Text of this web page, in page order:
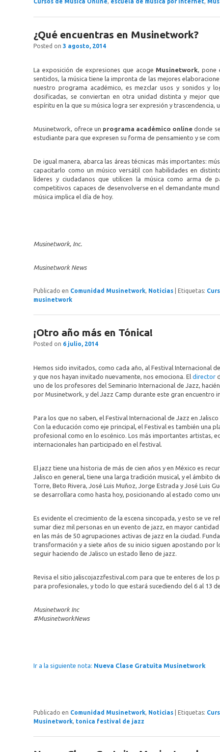
Cursos de Musica Online, escuela de musica por internet,
¿Qué encuentras en Musinetwork?
Posted on3 agosto, 2014
La exposición de expresiones que acoge Musinetwork
,
sentidos, la música tiene la impronta de las mejores
nuestro programa académico, es mezclar usos y sonidos y
dosificadas, se conviertan en otra unidad distinta y mejor
espíritu en la que su música logra ser expresión y
Musinetwork, ofrece un programa académico online donde
estudiante para que expresen su forma de pensamiento y se
De igual manera, abarca las áreas técnicas más importantes:
capacitarlo como un músico versátil con habilidades en
líderes y ciudadanos que utilicen la música como arma de
competitivos capaces de desenvolverse en el demandante
música implica el día de hoy.
Musinetwork, Inc.
Musinetwork News
Publicado en Comunidad Musinetwork, Noticias |Etiquetas:
musinetwork
¡Otro año más en Tónica!
Posted on 6 julio, 2014
Hemos sido invitados, como cada año, al Festival Internacional
y que nos hayan invitado nuevamente, nos emociona. Eldirector
uno de los profesores del Seminario Internacional de Jazz,
por Musinetwork, y del Jazz Camp durante este gran encuentro
Para los que no saben, el Festival Internacional de Jazz en
Con la educación como eje principal, el Festival es también
profesional como en lo escénico. Los más importantes artistas,
internacionales han participado en el festival.
El jazz tiene una historia de más de cien años y en México es
Jalisco en general, tiene una larga tradición musical, y el ámbito
Torre, Beto Rivera, José Luis Muñoz, Jorge Estrada y José Luis
se desarrollara como hasta hoy, posicionando al estado como
Es evidente el crecimiento de la escena sincopada, y esto se ve
sumar diez mil personas en un evento de jazz, en mayor
en las más de 50 agrupaciones activas de jazz en la ciudad.
transformación y a siete años de su inicio siguen apostando por
seguir haciendo de Jalisco un estado lleno de jazz.
Revisa el sitio jaliscojazzfestival.com para que te enteres de
para profesionales, y todo lo que estará sucediendo del 6 al 13
Musinetwork Inc
#MusinetworkNews
Ir a la siguiente nota: Nueva Clase Gratuita Musinetwork
Publicado en Comunidad Musinetwork, Noticias |Etiquetas:
Musinetwork, tonica festival de jazz